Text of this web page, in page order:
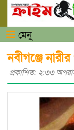
মেনু
নবীগঞ্জে
প্রকাশিত: ২:৩৩